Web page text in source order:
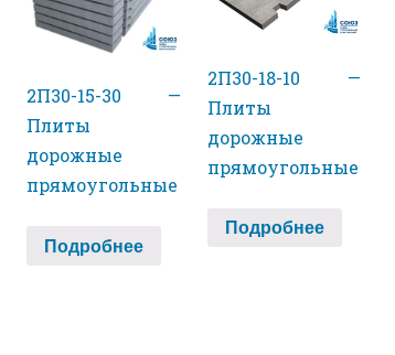
2П30-15-30 —
Плиты
дорожные
прямоугольные
Подробнее
2П30-18-10 —
Плиты
дорожные
прямоугольные
Подробнее